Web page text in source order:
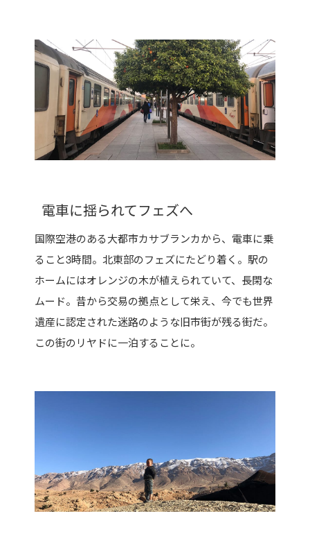
電車に揺られてフェズへ
国際空港のある大都市カサブランカから、電車に乗
ること3時間。北東部のフェズにたどり着く。駅の
ホームにはオレンジの木が植えられていて、長閑な
ムード。昔から交易の拠点として栄え、今でも世界
遺産に認定された迷路のような旧市街が残る街だ。
この街のリヤドに一泊することに。